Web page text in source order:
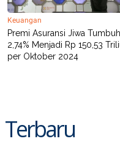
Keuangan
Premi Asuransi Jiwa Tumbuh
2,74% Menjadi Rp 150,53
per Oktober 2024
Terbaru